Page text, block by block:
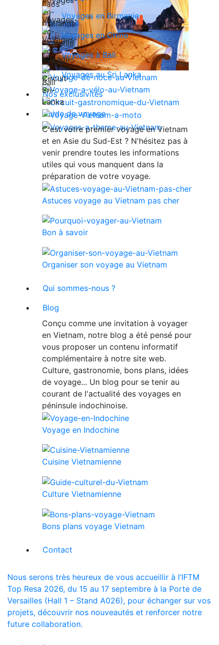
Voyages en Birmanie
Voyages en Chine
Voyages à Bali
Voyages au Sri Lanka
Nos exclusivités
Guide de voyage
C'est votre premier voyage en Vietnam
et en Asie du Sud-Est ? N'hésitez pas à
venir prendre toutes les informations
utiles qui vous manquent dans la
préparation de votre voyage.
Astuces voyage au Vietnam pas cher
Bon à savoir
Organiser son voyage au Vietnam
Qui sommes-nous ?
Blog
Conçu comme une invitation à voyager
en Vietnam, notre blog a été pensé pour
vous proposer un contenu informatif
complémentaire à notre site web.
Culture, gastronomie, bons plans, idées
de voyage... Un blog pour se tenir au
courant de l'actualité des voyages en
péninsule indochinoise.
Voyage en Indochine
Cuisine Vietnamienne
Culture Vietnamienne
Bons plans voyage Vietnam
Contact
Nous serons très heureux de vous accueillir à l’IFTM
Top Resa 2026, du 15 au 17 septembre à la Porte de
Versailles (Hall 1 – Stand A026), pour échanger sur vos
projets, découvrir nos nouveautés et renforcer notre
future collaboration.